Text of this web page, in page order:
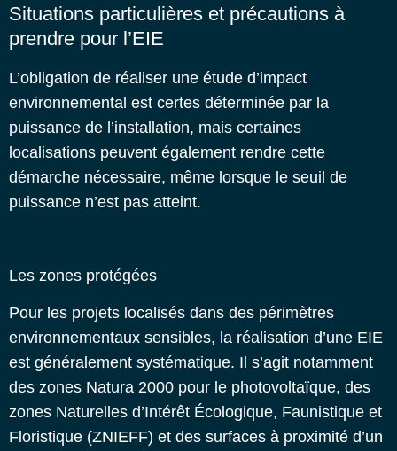
Situations particulières et précautions à
prendre pour l’EIE
L’obligation de réaliser une étude d’impact
environnemental est certes déterminée par la
puissance de l’installation, mais certaines
localisations peuvent également rendre cette
démarche nécessaire, même lorsque le seuil de
puissance n’est pas atteint.
Les zones protégées
Pour les projets localisés dans des périmètres
environnementaux sensibles, la réalisation d’une EIE
est généralement systématique. Il s’agit notamment
des zones Natura 2000 pour le photovoltaïque, des
zones Naturelles d’Intérêt Écologique, Faunistique et
Floristique (ZNIEFF) et des surfaces à proximité d’un